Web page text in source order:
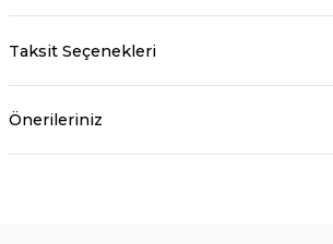
Taksit Seçenekleri
Önerileriniz